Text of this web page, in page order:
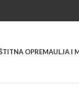
OPREMAULJA I